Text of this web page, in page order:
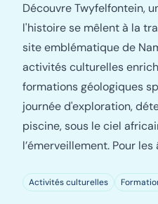
Découvre Twyfelfontein,
l'histoire se mêlent à la
site emblématique de
activités culturelles
formations géologiques
journée d'exploration,
piscine, sous le ciel
l’émerveillement. Pour
Activités culturelles